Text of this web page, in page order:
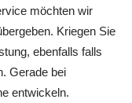
möchten wir
Kriegen Sie
ebenfalls falls
Gerade bei
entwickeln.